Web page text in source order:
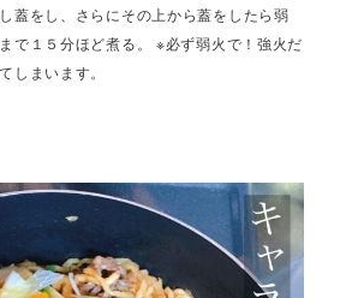
蓋をし、さらにその上から蓋をしたら弱
で１５分ほど煮る。 ※必ず弱火で！強火だ
しまいます。